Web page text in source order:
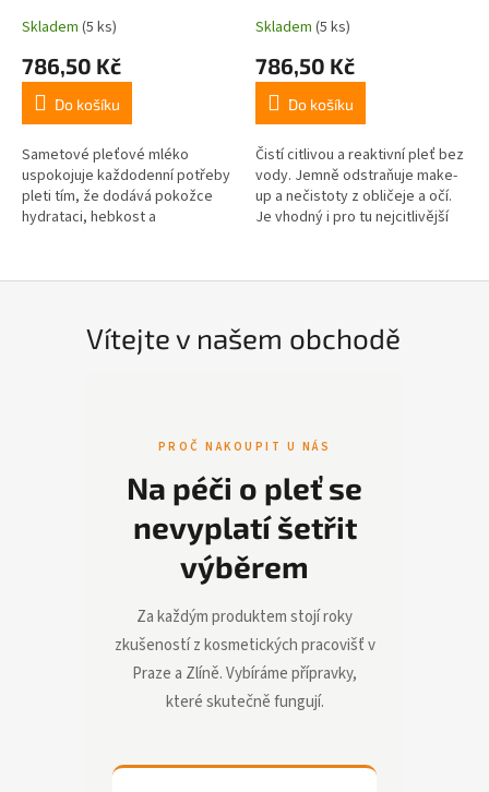
Skladem (5 ks)
786,50 Kč
Do košíku
Sametové pleťové mléko
uspokojuje každodenní potřeby
pleti tím, že dodává pokožce
hydrataci, hebkost a
mléko, sezamový...
Skladem (5 ks)
786,50 Kč
Do košíku
Čistí citlivou a reaktivní pleť bez
vody. Jemně odstraňuje make-
up a nečistoty z obličeje a očí.
Je vhodný i pro tu nejcitlivější
Vítejte v našem obchodě
PROČ NAKOUPIT U NÁS
Na péči o pleť se
nevyplatí šetřit
výběrem
Za každým produktem stojí roky
zkušeností z kosmetických pracovišť v
Praze a Zlíně. Vybíráme přípravky,
které skutečně fungují.